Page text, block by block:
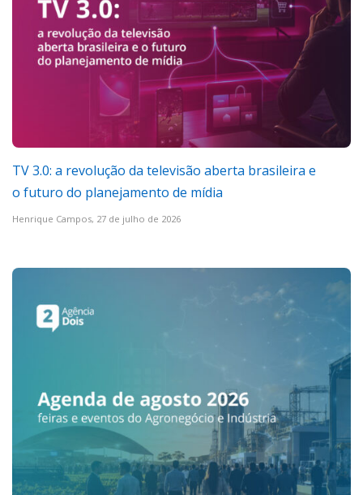
TV 3.0: a revolução da televisão aberta brasileira e
o futuro do planejamento de mídia
Henrique Campos, 27 de julho de 2026